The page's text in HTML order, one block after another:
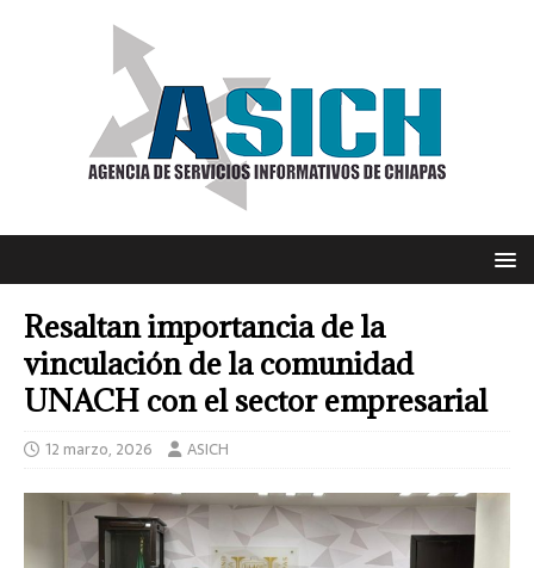
Resaltan importancia de la
vinculación de la comunidad
UNACH con el sector empresarial
12 marzo, 2026 ASICH